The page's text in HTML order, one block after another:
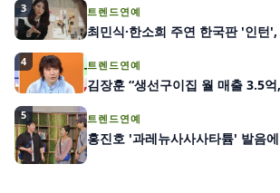
3 트렌드연예
최민식·한소희 주연 한국판 '인턴
4 트렌드연예
김장훈 “생선구이집 월 매출 3.5
5 트렌드연예
홍진호 '과레뉴사사사타튬' 발음